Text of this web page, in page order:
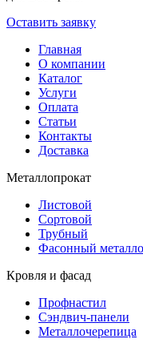
Оставить заявку
Главная
О компании
Каталог
Услуги
Оплата
Статьи
Контакты
Доставка
Металлопрокат
Листовой
Сортовой
Трубный
Фасонный
Кровля и фасад
Профнастил
Сэндвич-панели
Металлочерепица